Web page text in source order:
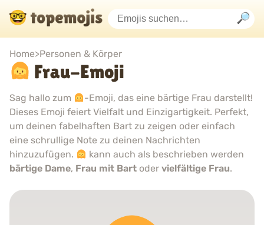
Home>Personen & Körper
Frau-Emoji
Sag hallo zum
-Emoji, das eine bärtige Frau darstellt!
Dieses Emoji feiert Vielfalt und Einzigartigkeit. Perfekt,
um deinen fabelhaften Bart zu zeigen oder einfach
eine schrullige Note zu deinen Nachrichten
hinzuzufügen.
kann auch als beschrieben werden
bärtige Dame, Frau mit Bart oder vielfältige Frau.